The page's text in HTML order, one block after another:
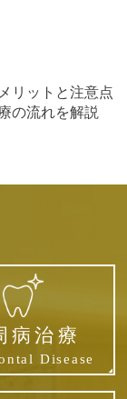
リットと注意点
の流れを解説
病治療
Disease